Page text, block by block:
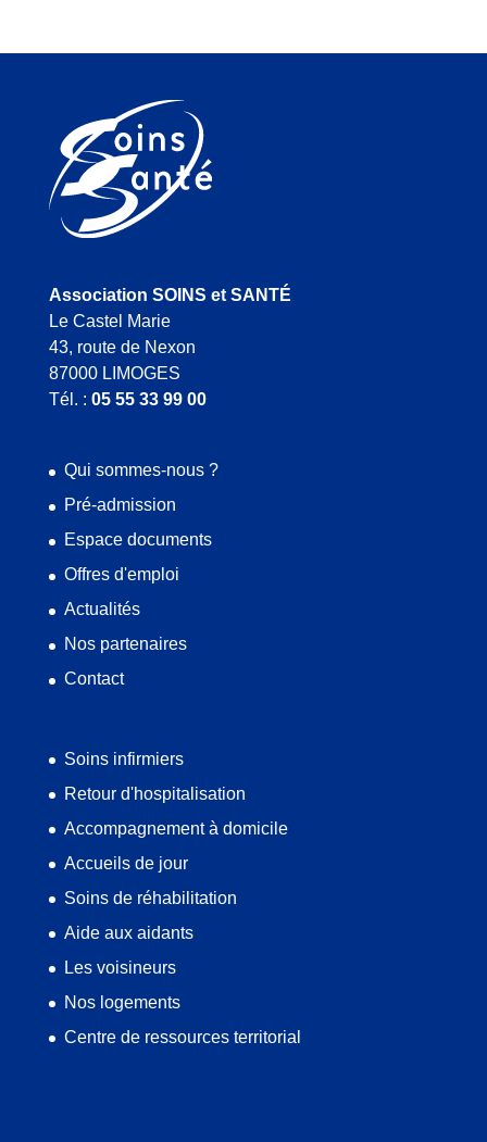
Association SOINS et SANTÉ
Le Castel Marie
43, route de Nexon
87000 LIMOGES
Tél. : 05 55 33 99 00
Qui sommes-nous ?
Pré-admission
Espace documents
Offres d'emploi
Actualités
Nos partenaires
Contact
Soins infirmiers
Retour d'hospitalisation
Accompagnement à domicile
Accueils de jour
Soins de réhabilitation
Aide aux aidants
Les voisineurs
Nos logements
Centre de ressources territorial